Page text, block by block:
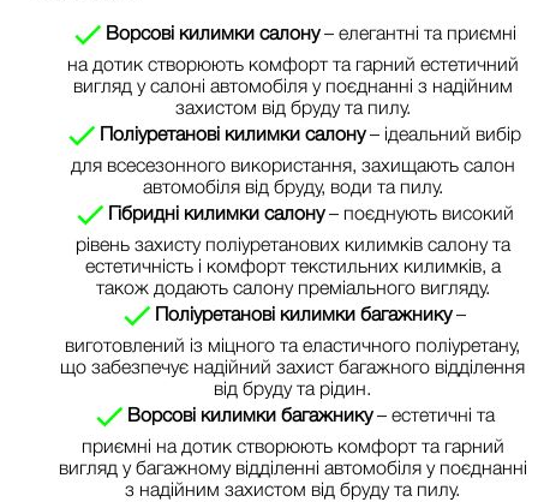
Ворсові килимки салону– елегантні та приємні
на дотик створюють комфорт та гарний естетичний
вигляд у салоні автомобіля у поєднанні з надійним
захистом від бруду та пилу.
Поліуретанові килимки салону– ідеальний вибір
для всесезонного використання, захищають салон
автомобіля від бруду, води та пилу.
Гібридні килимки салону– поєднують високий
рівень захисту поліуретанових килимків салону та
естетичність і комфорт текстильних килимків, а
також додають салону преміального вигляду.
Поліуретанові килимки багажнику–
виготовлений із міцного та еластичного поліуретану,
що забезпечує надійний захист багажного відділення
від бруду та рідин.
Ворсові килимки багажнику– естетичні та
приємні на дотик створюють комфорт та гарний
вигляд у багажному відділенні автомобіля у поєднанні
з надійним захистом від бруду та пилу.